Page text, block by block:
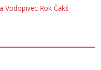
Vodopivec Rok Čakš